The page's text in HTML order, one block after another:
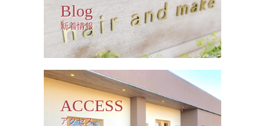
Blog
新着情報
ACCESS
アクセス